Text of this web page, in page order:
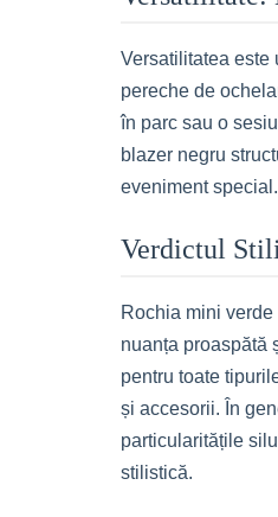
Versatilitatea este
pereche de
în parc sau o
blazer negru
eveniment
Verdictul
Rochia mini
nuanța proaspătă
pentru toate
și accesorii. În
particularitățile
stilistică.